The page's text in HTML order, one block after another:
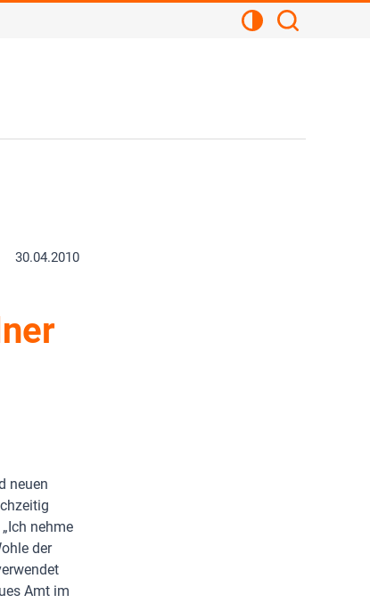
Kontrastansicht
30.04.2010
neuen
Ich nehme
der
Amt im